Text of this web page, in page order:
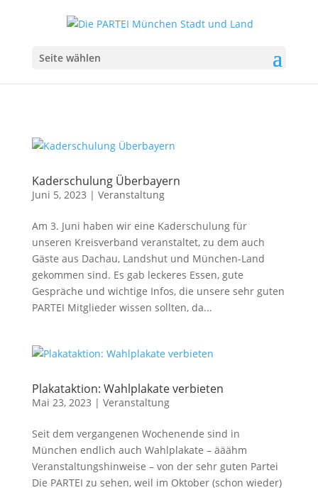
Seite wählen
Kaderschulung Überbayern
Juni 5, 2023 | Veranstaltung
Am 3. Juni haben wir eine Kaderschulung für
unseren Kreisverband veranstaltet, zu dem auch
Gäste aus Dachau, Landshut und München-Land
gekommen sind. Es gab leckeres Essen, gute
Gespräche und wichtige Infos, die unsere sehr guten
PARTEI Mitglieder wissen sollten, da...
Plakataktion: Wahlplakate verbieten
Mai 23, 2023 | Veranstaltung
Seit dem vergangenen Wochenende sind in
München endlich auch Wahlplakate – ääähm
Veranstaltungshinweise – von der sehr guten Partei
Die PARTEI zu sehen, weil im Oktober (schon wieder)